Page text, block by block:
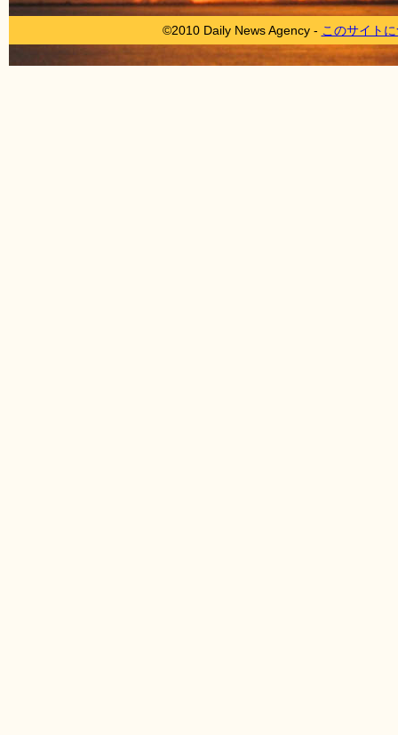
©2010 Daily News Agency - このサイト